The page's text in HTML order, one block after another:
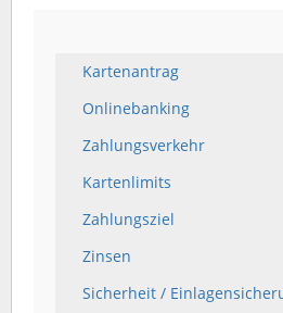
Kartenantrag
Onlinebanking
Zahlungsverkehr
Kartenlimits
Zahlungsziel
Zinsen
Sicherheit /